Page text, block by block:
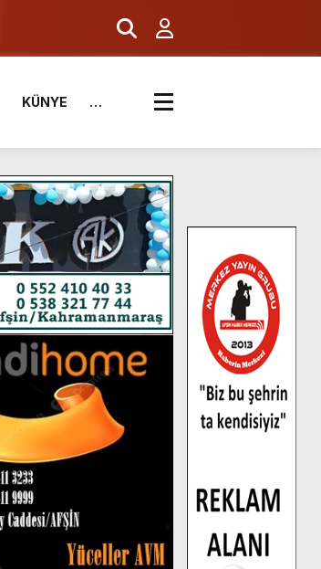
KÜNYE …